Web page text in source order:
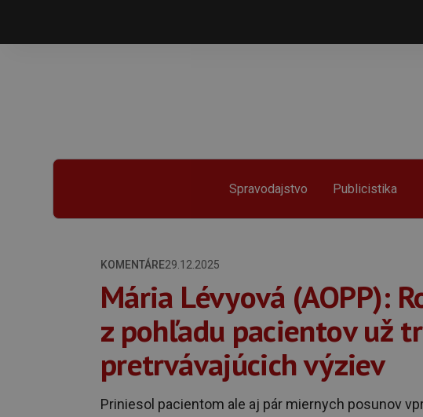
Spravodajstvo Publicistika
KOMENTÁRE29.12.2025
Mária Lévyová (AOPP):
z pohľadu pacientov už
pretrvávajúcich výziev
Priniesol pacientom ale aj pár miernych posunov